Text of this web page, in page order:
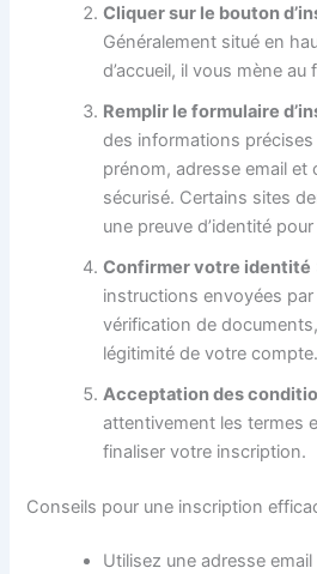
Cliquer sur le bouton
Généralement situé en
d’accueil, il vous mène au
Remplir le formulaire
des informations
prénom, adresse email et
sécurisé. Certains sites
une preuve d’identité
Confirmer votre identité
instructions envoyées par
vérification de
légitimité de votre compte.
Acceptation des
attentivement les termes
finaliser votre inscription.
Conseils pour une inscription
Utilisez une adresse